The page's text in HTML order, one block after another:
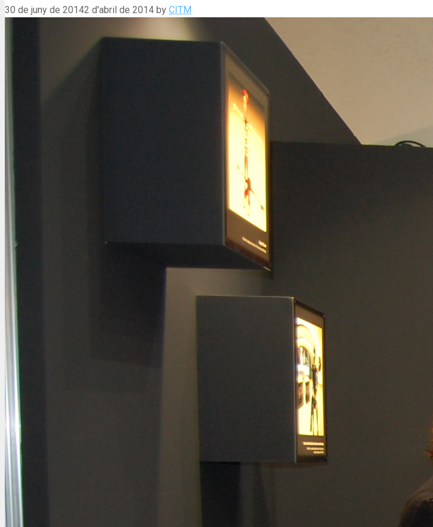
30 de juny de 20142 d'abril de 2014 by CITM